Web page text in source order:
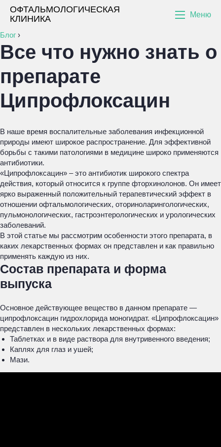
ОФТАЛЬМОЛОГИЧЕСКАЯ
КЛИНИКА
Меню
Блог ›
Все что нужно знать о
препарате
Ципрофлоксацин
В наше время воспалительные заболевания инфекционной
природы имеют широкое распространение. Для эффективной
борьбы с такими патологиями в медицине широко применяются
антибиотики.
«Ципрофлоксацин» – это антибиотик широкого спектра
действия, который относится к группе фторхинолонов. Он имеет
ярко выраженный положительный терапевтический эффект в
отношении офтальмологических, оториноларингологических,
пульмонологических, гастроэнтерологических и урологических
заболеваний.
В этой статье мы рассмотрим особенности этого препарата, в
каких лекарственных формах он представлен и как правильно
применять каждую из них.
Состав препарата и форма
выпуска
Основное действующее вещество в данном препарате —
ципрофлоксацин гидрохлорида моногидрат. «Ципрофлоксацин»
представлен в нескольких лекарственных формах:
Таблетках и в виде раствора для внутривенного введения;
Каплях для глаз и ушей;
Мази.